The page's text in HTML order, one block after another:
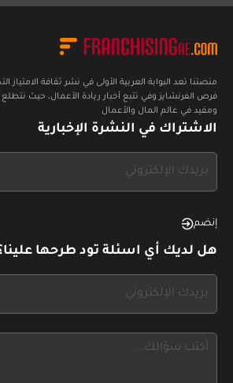
منصتنا تعد البوابة العربية الأولى في نشر ثقافة
فرص الفرنشايز وفي تتبع أخبار ريادة الأعمال، حيث
ومفيد في عالم المال والأعمال
الاشتراك في النشرة الإخبارية
this,
this
form
field
إنضم
هل لديك أي اسئلة تود طرحها
this,